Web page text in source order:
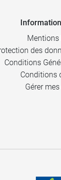
Mentions
des
Conditions
Conditions
Gérer